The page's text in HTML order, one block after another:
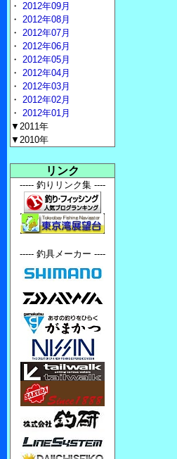
・ 2012年09月
・ 2012年08月
・ 2012年07月
・ 2012年06月
・ 2012年05月
・ 2012年04月
・ 2012年03月
・ 2012年02月
・ 2012年01月
▼2011年
▼2010年
リンク
----- 釣りリンク集 ----
----- 釣具メーカー ----